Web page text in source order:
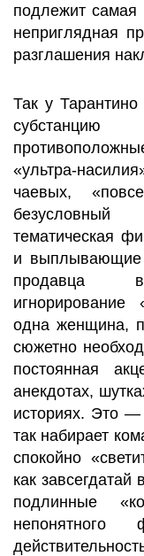
подлежит самая
неприглядная
разглашения
Так у
«ультра-
чаевых,
тематическая
и выплывающие
продавца
игнорирование
одна женщина,
сюжетно
постоянная
анекдотах,
историях. Это
так набирает
спокойно
как
подлинные